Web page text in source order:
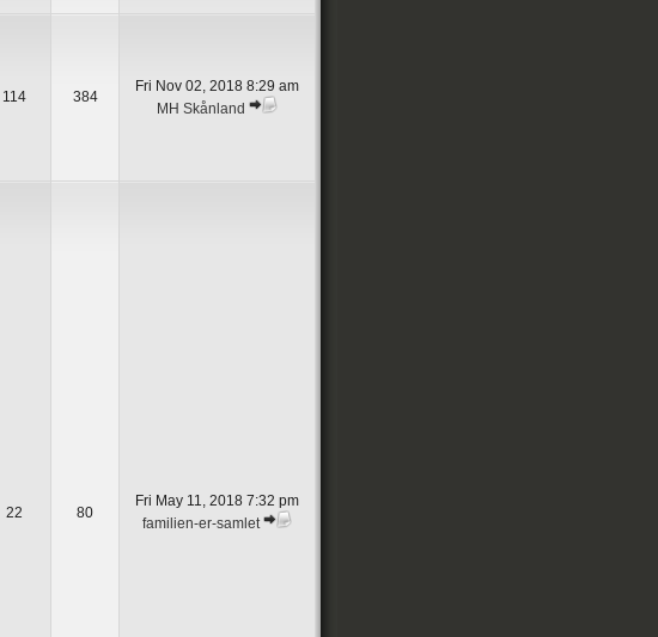
114 384
Fri Nov 02, 2018 8:29 am
MH Skånland
22 80
Fri May 11, 2018 7:32 pm
familien-er-samlet